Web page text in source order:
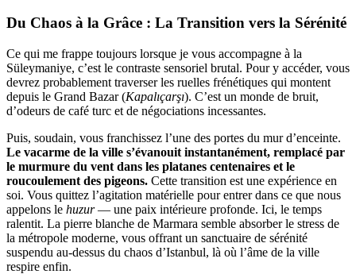
Du Chaos à la Grâce : La Transition vers la Sérénité
Ce qui me frappe toujours lorsque je vous accompagne à la
Süleymaniye, c’est le contraste sensoriel brutal. Pour y accéder, vous
devrez probablement traverser les ruelles frénétiques qui montent
depuis le Grand Bazar (Kapalıçarşı). C’est un monde de bruit,
d’odeurs de café turc et de négociations incessantes.
Puis, soudain, vous franchissez l’une des portes du mur d’enceinte.
Le vacarme de la ville s’évanouit instantanément, remplacé par
le murmure du vent dans les platanes centenaires et le
roucoulement des pigeons. Cette transition est une expérience en
soi. Vous quittez l’agitation matérielle pour entrer dans ce que nous
appelons le huzur— une paix intérieure profonde. Ici, le temps
ralentit. La pierre blanche de Marmara semble absorber le stress de
la métropole moderne, vous offrant un sanctuaire de sérénité
suspendu au-dessus du chaos d’Istanbul, là où l’âme de la ville
respire enfin.